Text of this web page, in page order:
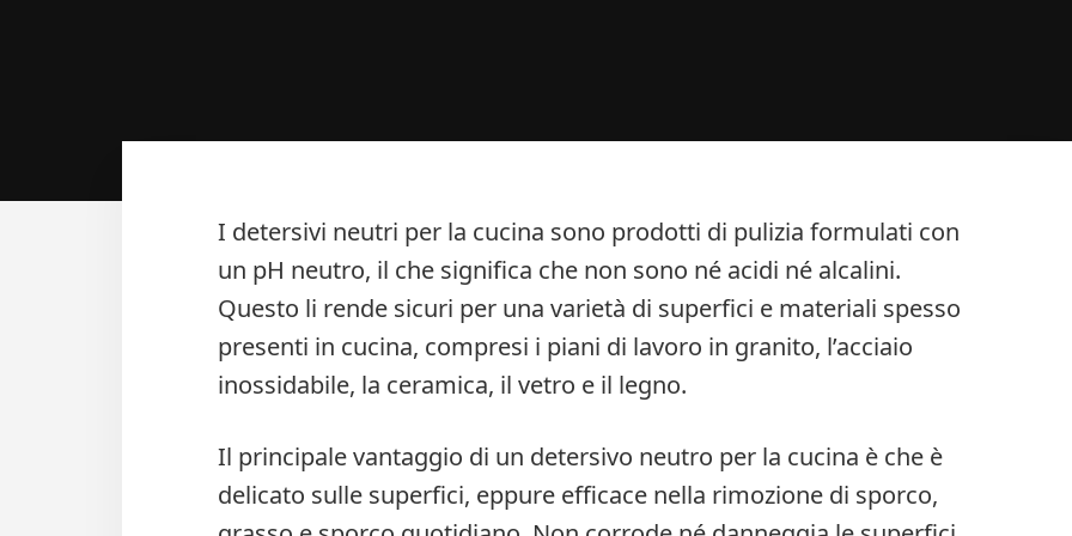
I detersivi neutri per la cucina sono prodotti di pulizia formulati con
un pH neutro, il che significa che non sono né acidi né alcalini.
Questo li rende sicuri per una varietà di superfici e materiali spesso
presenti in cucina, compresi i piani di lavoro in granito, l’acciaio
inossidabile, la ceramica, il vetro e il legno.
Il principale vantaggio di un detersivo neutro per la cucina è che è
delicato sulle superfici, eppure efficace nella rimozione di sporco,